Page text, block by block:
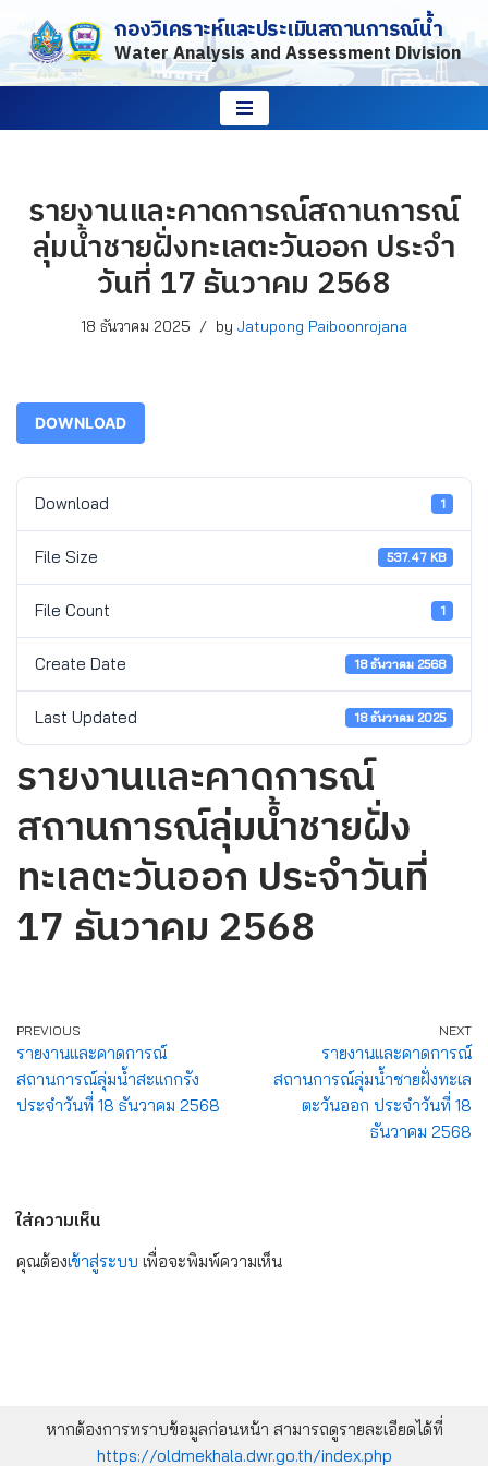
Skip
to
กองวิเคราะห์และประเมินสถานการณ์น้ำ
Water Analysis and Assessment Division
รายงานและคาดการณ์สถานการณ์
ลุ่มน้ำชายฝั่งทะเลตะวันออก ประจำ
วันที่ 17 ธันวาคม 2568
18 ธันวาคม 2025 by Jatupong Paiboonrojana
DOWNLOAD
Download 1
File Size 537.47 KB
File Count 1
Create Date 18 ธันวาคม 2568
Last Updated 18 ธันวาคม 2025
รายงานและคาดการณ์
สถานการณ์ลุ่มน้ำชายฝั่ง
ทะเลตะวันออก ประจำวันที่
17 ธันวาคม 2568
PREVIOUS
รายงานและคาดการณ์
สถานการณ์ลุ่มน้ำสะแกกรัง
ประจำวันที่ 18 ธันวาคม 2568
NEXT
รายงานและคาดการณ์
สถานการณ์ลุ่มน้ำชายฝั่งทะเล
ตะวันออก ประจำวันที่ 18
ธันวาคม 2568
ใส่ความเห็น
คุณต้องเข้าสู่ระบบ เพื่อจะพิมพ์ความเห็น
หากต้องการทราบข้อมูลก่อนหน้า สามารถดูรายละเอียดได้ที่
https://oldmekhala.dwr.go.th/index.php